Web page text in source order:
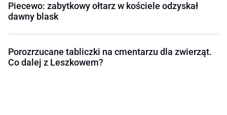
Piecewo: zabytkowy ołtarz w kościele odzyskał
dawny blask
Porozrzucane tabliczki na cmentarzu dla zwierząt.
Co dalej z Leszkowem?